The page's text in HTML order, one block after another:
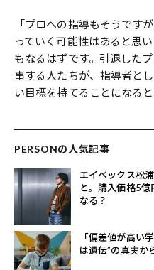
「プロへの指導もそうです
っていく可能性はあると思
もなるはずです。引退した
事する人たちが、指導者と
い目標を持てることになると
PERSONの人気記事
エイベックス松
と。購入価格5
なる？
「偏差値が高い
は遺伝”の真実か